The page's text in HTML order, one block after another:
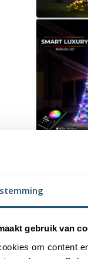
gebruik van
om content